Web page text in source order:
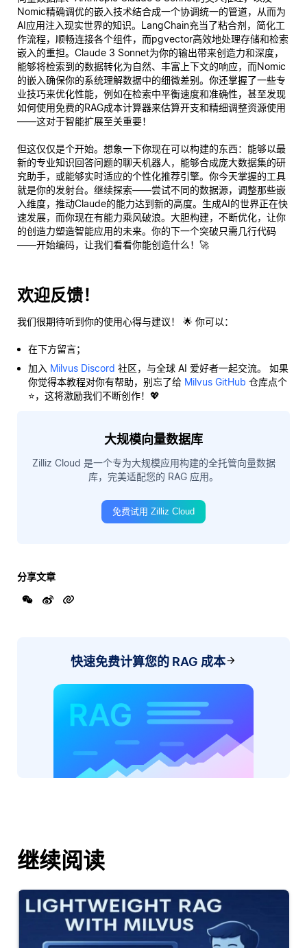
Nomic精确调优的嵌入技术结合成一个协调统一的管道，从而为
AI应用注入现实世界的知识。LangChain充当了粘合剂，简化工
作流程，顺畅连接各个组件，而pgvector高效地处理存储和检索
嵌入的重担。Claude 3 Sonnet为你的输出带来创造力和深度，
能够将检索到的数据转化为自然、丰富上下文的响应，而Nomic
的嵌入确保你的系统理解数据中的细微差别。你还掌握了一些专
业技巧来优化性能，例如在检索中平衡速度和准确性，甚至发现
如何使用免费的RAG成本计算器来估算开支和精细调整资源使用
——这对于智能扩展至关重要！
但这仅仅是个开始。想象一下你现在可以构建的东西：能够以最
新的专业知识回答问题的聊天机器人，能够合成庞大数据集的研
究助手，或能够实时适应的个性化推荐引擎。你今天掌握的工具
就是你的发射台。继续探索——尝试不同的数据源，调整那些嵌
入维度，推动Claude的能力达到新的高度。生成AI的世界正在快
速发展，而你现在有能力乘风破浪。大胆构建，不断优化，让你
的创造力塑造智能应用的未来。你的下一个突破只需几行代码
——开始编码，让我们看看你能创造什么！🚀
欢迎反馈！
我们很期待听到你的使用心得与建议！ 🌟 你可以：
在下方留言；
加入 Milvus Discord 社区，与全球 AI 爱好者一起交流。 如果
你觉得本教程对你有帮助，别忘了给 Milvus GitHub 仓库点个
⭐，这将激励我们不断创作！💖
大规模向量数据库
Zilliz Cloud 是一个专为大规模应用构建的全托管向量数据
库，完美适配您的 RAG 应用。
免费试用 Zilliz Cloud
分享文章
快速免费计算您的 RAG 成本
继续阅读